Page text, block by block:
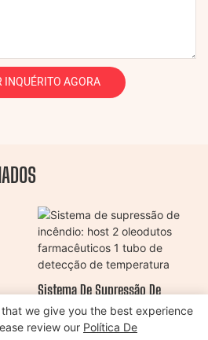
INQUÉRITO AGORA
Sistema De Supressão De
Incêndio: Host 2 Oleodutos
Farmacêuticos 1 Tubo De
we give you the best experience
review our Política De